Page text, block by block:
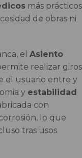
más prácticos
de obras ni
el Asiento
realizar giros
el usuario entre y
y estabilidad
con
lo que
tras usos